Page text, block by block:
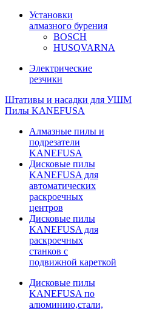
Установки
алмазного бурения
BOSCH
HUSQVARNA
Электрические
резчики
Штативы и насадки для УШМ
Пилы KANEFUSA
Алмазные пилы и
подрезатели
KANEFUSA
Дисковые пилы
KANEFUSA для
автоматических
раскроечных
центров
Дисковые пилы
KANEFUSA для
раскроечных
станков с
подвижной кареткой
Дисковые пилы
KANEFUSA по
алюминию,стали,